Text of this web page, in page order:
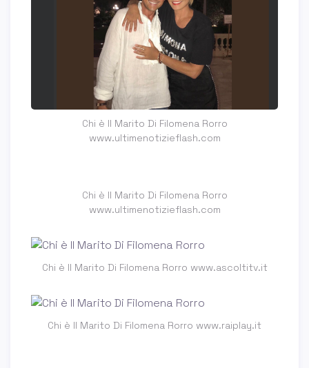
Chi è Il Marito Di Filomena Rorro
www.ultimenotizieflash.com
Chi è Il Marito Di Filomena Rorro
www.ultimenotizieflash.com
Chi è Il Marito Di Filomena Rorro www.ascoltitv.it
Chi è Il Marito Di Filomena Rorro www.raiplay.it